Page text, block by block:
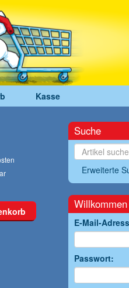
Kasse
Suche
Erweiterte
E-Mail-
Passwort: